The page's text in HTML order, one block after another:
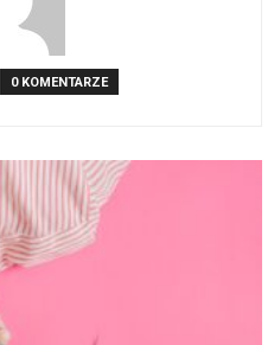
0 KOMENTARZE